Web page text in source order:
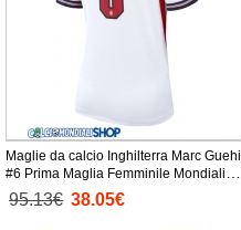
Maglie da calcio Inghilterra Marc Guehi
#6 Prima Maglia Femminile Mondiali
2026 Manica Corta
95.13€ 38.05€